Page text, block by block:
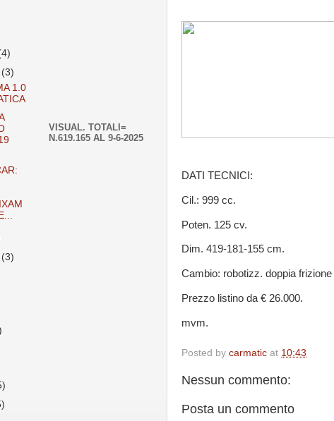
DATI TECNICI:
Cil.: 999 cc.
Poten. 125 cv.
Dim. 419-181-155 cm.
Cambio: robotizz. doppia
Prezzo listino da € 26.000.
mvm.
Posted by carmatic at 10:43
Nessun commento:
Posta un commento
(3)
1.0
(3)
VISUAL. TOTALI=
N.619.165 AL 9-6-2025